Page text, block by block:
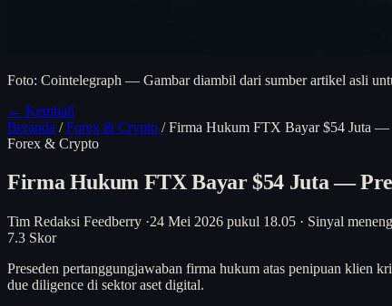
Foto: Cointelegraph — Gambar diambil dari sumber artikel asli
← Kembali
Beranda / Forex & Crypto / Firma Hukum FTX Bayar $54 Juta —
Forex & Crypto
Firma Hukum FTX Bayar $54 Juta —
Tim Redaksi Feedberry ·24 Mei 2026 pukul 18.05 · Sinyal
7.3 Skor
Preseden pertanggungjawaban firma hukum atas penipuan klien
due diligence di sektor aset digital.